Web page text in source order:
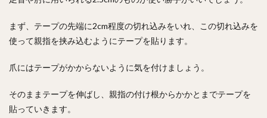
まず、テープの先端に2cm程度の切れ込みをいれ、この切れ込みを
使って親指を挟み込むようにテープを貼ります。
爪にはテープがかからないように気を付けましょう。
そのままテープを伸ばし、親指の付け根からかかとまでテープを
貼っていきます。